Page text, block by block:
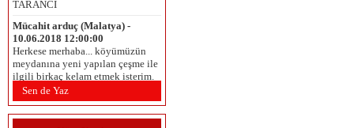
10.06.2018 12:00:00
Herkese merhaba... köyümüzün
meydanına yeni yapılan çeşme ile
ilgili birkaç kelam etmek isterim.
Öncelikle çeşmenin inşasında
emeği geçenlere ve yaptiranlara
teşekkür ederiz. Bütün köyün
kullanımına açik olan, tüm köy
Sen de Yaz